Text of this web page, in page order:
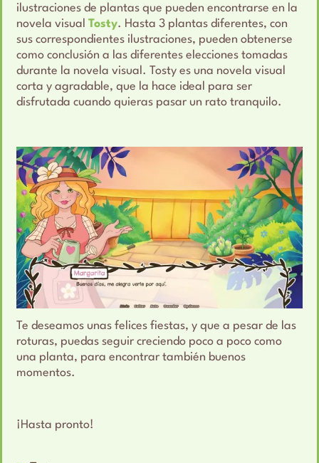
ilustraciones de plantas que pueden encontrarse en la
novela visual Tosty. Hasta 3 plantas diferentes, con
sus correspondientes ilustraciones, pueden obtenerse
como conclusión a las diferentes elecciones tomadas
durante la novela visual. Tosty es una novela visual
corta y agradable, que la hace ideal para ser
disfrutada cuando quieras pasar un rato tranquilo.
Te deseamos unas felices fiestas, y que a pesar de las
roturas, puedas seguir creciendo poco a poco como
una planta, para encontrar también buenos
momentos.
¡Hasta pronto!